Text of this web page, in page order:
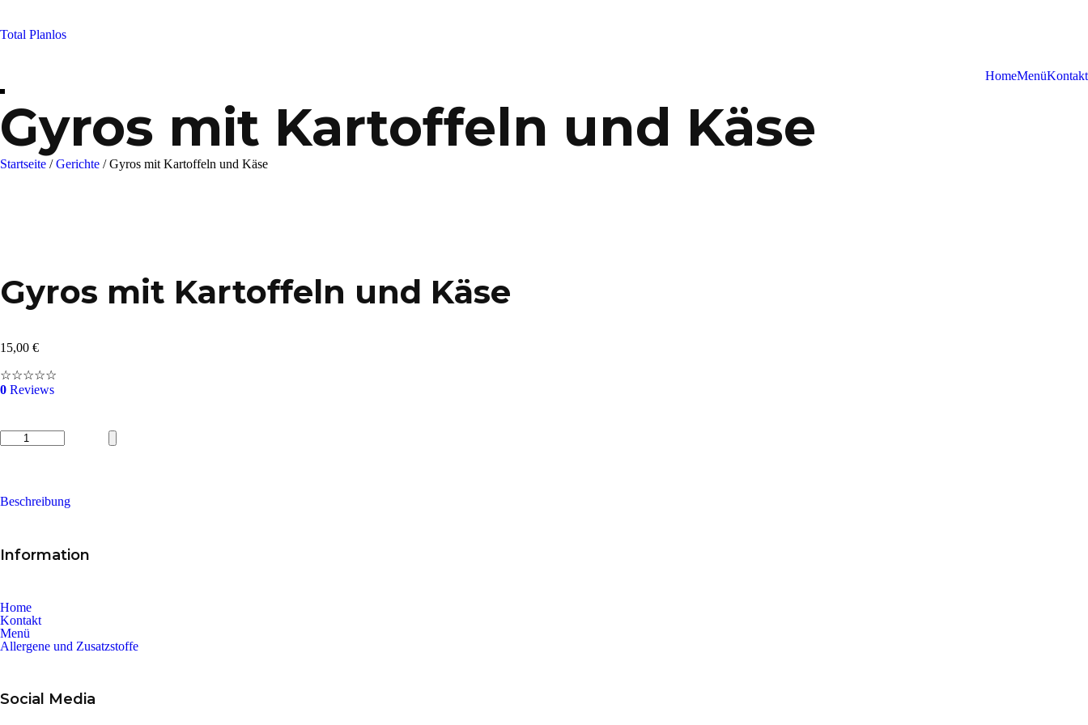
content
Total Planlos
HomeMenüKontakt
Gyros mit Kartoffeln und Käse
Startseite /Gerichte /Gyros mit Kartoffeln und Käse
Gyros mit Kartoffeln und Käse
15,00 €
☆☆☆☆☆
0 Reviews
Gyros
Käse
Beschreibung
Information
Home
Kontakt
Menü
Allergene und Zusatzstoffe
Social Media